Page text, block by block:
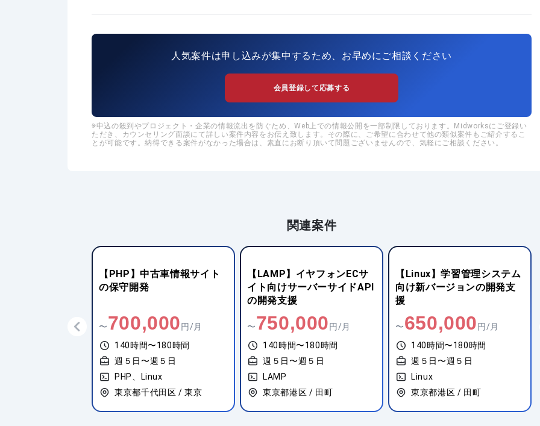
人気案件は申し込みが集中するため、お早めにご相談ください
会員登録して応募する
申込の殺到やプロジェクト・企業の情報流出を防ぐため、Web上での情報公開を一部制限しております。Midworksにご登録い
ただき、カウンセリング面談にて詳しい案件内容をお伝え致します。その際に、ご希望に合わせて他の類似案件もご紹介するこ
とが可能です。納得できる案件がなかった場合は、素直にお断り頂いて問題ございませんので、気軽にご相談ください。
関連案件
【LAMP】イヤフォンECサ
イト向けサーバーサイドAPI
〜750,000 円/月
140時間〜180時間
週５日〜週５日
LAMP
東京都港区 / 田町
【Linux】学習管理システム
向け新バージョンの開発支
援
〜650,000 円/月
140時間〜180時間
週５日〜週５日
Linux
東京都港区 / 田町
【Java】ネットサービス向
けシステムのインフラ構
築・運用
〜800,000 円/月
140時間〜180時間
週５日〜週５日
Apache
東京都千代田区 / 東京